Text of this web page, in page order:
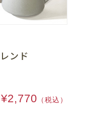
ンド
¥2,770 （税込）